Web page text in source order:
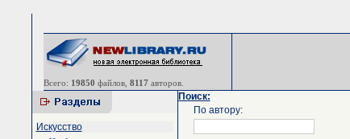
Всего: 19850 файлов, 8117 авторов.
Искусство
Поиск:
По автору: